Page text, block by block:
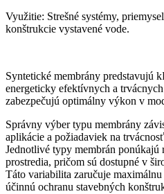
Využitie: Strešné systémy,
konštrukcie vystavené vode.
Syntetické membrány predstavujú
energeticky efektívnych a
zabezpečujú optimálny výkon v
Správny výber typu membrány
aplikácie a požiadaviek na
Jednotlivé typy membrán
prostredia, pričom sú dostupné v
Táto variabilita zaručuje
účinnú ochranu stavebných